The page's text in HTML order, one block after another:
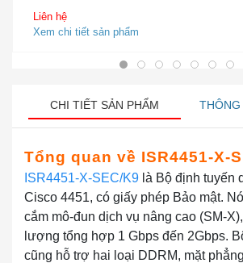
Liên hệ
Xem chi tiết sản phẩm
CHI TIẾT SẢN PHẨM
Tổng quan về ISR4451-X-
ISR4451-X-SEC/K9 là Bộ định tuyến
Cisco 4451, có giấy phép Bảo mật.
cắm mô-đun dịch vụ nâng cao (SM-
lượng tổng hợp 1 Gbps đến 2Gbps.
cũng hỗ trợ hai loại DDRM, mặt